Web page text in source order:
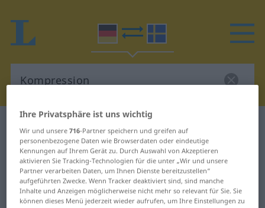
Deutsch-Schwedisch Übersetzung
für "Kompression"
"Kompression" Schwedisch
Ihre Privatsphäre ist uns wichtig
Wir und unsere716-Partner speichern und greifen auf
personenbezogene Daten wie Browserdaten oder eindeutige
Kennungen auf Ihrem Gerät zu. Durch Auswahl von Akzeptieren
aktivieren Sie Tracking-Technologien für die unter „Wir und unsere
Partner verarbeiten Daten, um Ihnen Dienste bereitzustellen“
aufgeführten Zwecke. Wenn Tracker deaktiviert sind, sind manche
Inhalte und Anzeigen möglicherweise nicht mehr so relevant für Sie. Sie
können dieses Menü jederzeit wieder aufrufen, um Ihre Einstellungen zu